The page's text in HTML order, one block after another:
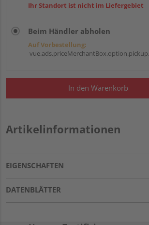
Ihr Standort ist nicht im Liefergebiet
Beim Händler abholen
Auf Vorbestellung:
In den Warenkorb
Artikelinformationen
EIGENSCHAFTEN
DATENBLÄTTER